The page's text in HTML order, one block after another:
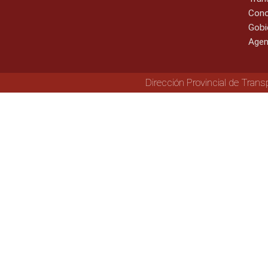
Dirección Provincial de